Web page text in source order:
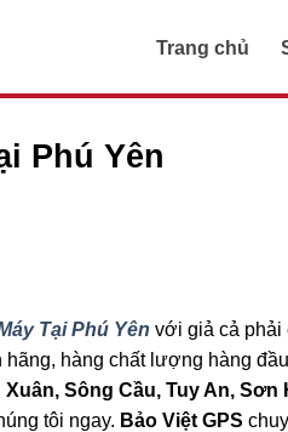
Trang chủ
Phú Yên
Tại Phú Yên với giả cả phải
hàng chất lượng hàng
Sông Cầu, Tuy An,
tôi ngay. Bảo Việt GPS